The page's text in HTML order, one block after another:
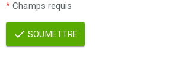
* Champs requis
SOUMETTRE